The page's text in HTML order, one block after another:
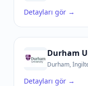
Detayları gör →
Durham
Durham,
Detayları gör →